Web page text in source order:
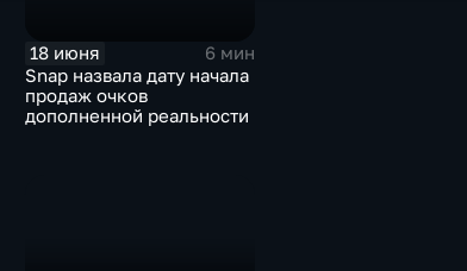
18 июня
6 мин
Snap назвала дату начала
продаж очков
дополненной реальности